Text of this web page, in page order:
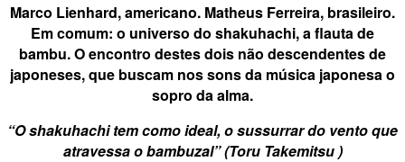
Marco Lienhard, americano. Matheus Ferreira, brasileiro.
Em comum: o universo do shakuhachi, a flauta de
bambu. O encontro destes dois não descendentes de
japoneses, que buscam nos sons da música japonesa o
sopro da alma.
“O shakuhachi tem como ideal, o sussurrar do vento que
atravessa o bambuzal” (Toru Takemitsu )